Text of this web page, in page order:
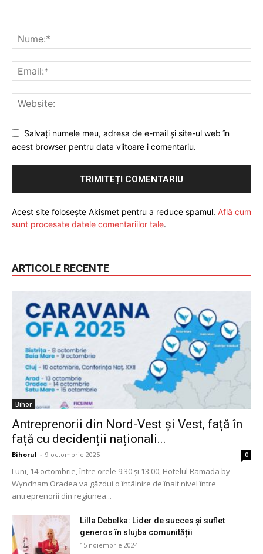
Salvați numele meu, adresa de e-mail și site-ul web în
acest browser pentru data viitoare i comentariu.
Acest site folosește Akismet pentru a reduce spamul. Află cum
sunt procesate datele comentariilor tale.
ARTICOLE RECENTE
Bihor
Antreprenorii din Nord-Vest și Vest, față în
față cu decidenții naționali...
Bihorul - 9 octombrie 2025 0
Luni, 14 octombrie, între orele 9:30 și 13:00, Hotelul Ramada by
Wyndham Oradea va găzdui o întâlnire de înalt nivel între
antreprenorii din regiunea...
Lilla Debelka: Lider de succes și suflet
generos în slujba comunității
15 noiembrie 2024